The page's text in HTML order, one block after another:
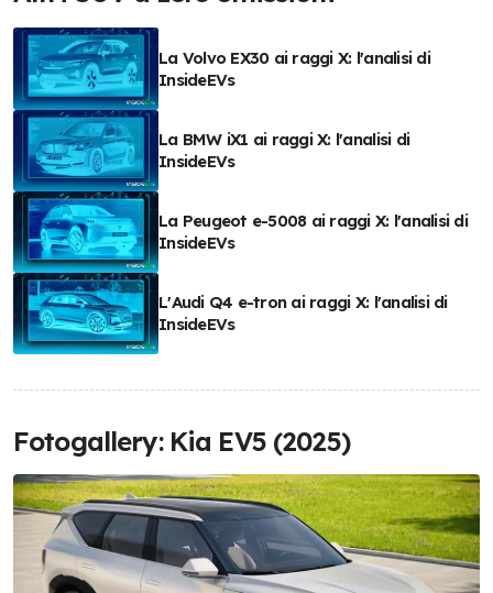
La Volvo EX30 ai raggi X: l'analisi di
InsideEVs
La BMW iX1 ai raggi X: l'analisi di
InsideEVs
La Peugeot e-5008 ai raggi X: l'analisi di
InsideEVs
L'Audi Q4 e-tron ai raggi X: l'analisi di
InsideEVs
Fotogallery: Kia EV5 (2025)